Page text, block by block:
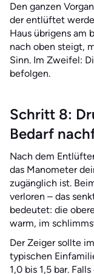
Den ganzen
der entlüftet
Haus übrigens am
nach oben steigt,
Sinn. Im Zweifel:
befolgen.
Schritt 8:
Bedarf
Nach dem
das Manometer
zugänglich ist.
verloren – das
bedeutet: die
warm, im
Der Zeiger sollte
typischen
1,0 bis 1,5 bar.